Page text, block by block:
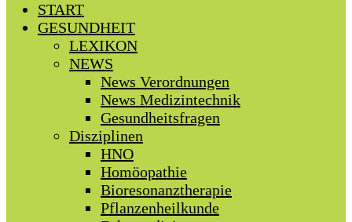
START
GESUNDHEIT
LEXIKON
NEWS
News Verordnungen
News Medizintechnik
Gesundheitsfragen
Disziplinen
HNO
Homöopathie
Bioresonanztherapie
Pflanzenheilkunde